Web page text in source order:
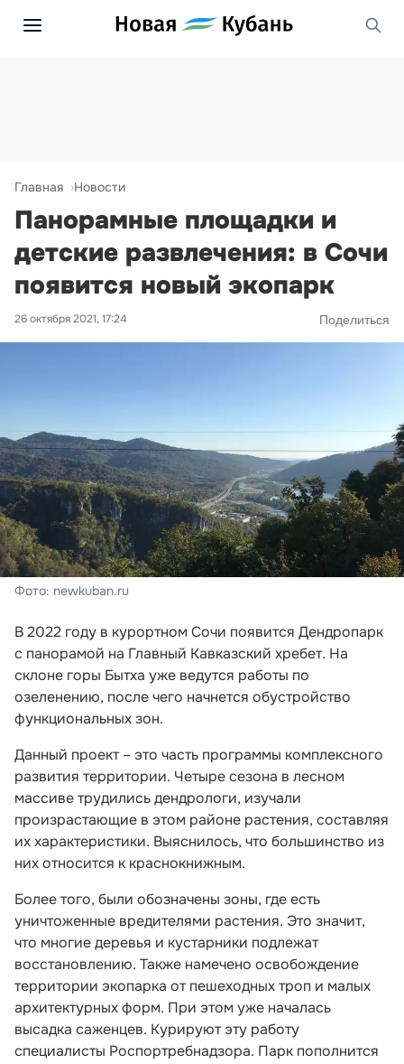
Главная Новости
Панорамные площадки и
детские развлечения: в Сочи
появится новый экопарк
26 октября 2021, 17:24 Поделиться
Фото: newkuban.ru
В 2022 году в курортном Сочи появится Дендропарк
с панорамой на Главный Кавказский хребет. На
склоне горы Бытха уже ведутся работы по
озеленению, после чего начнется обустройство
функциональных зон.
Данный проект – это часть программы комплексного
развития территории. Четыре сезона в лесном
массиве трудились дендрологи, изучали
произрастающие в этом районе растения, составляя
их характеристики. Выяснилось, что большинство из
них относится к краснокнижным.
Более того, были обозначены зоны, где есть
уничтоженные вредителями растения. Это значит,
что многие деревья и кустарники подлежат
восстановлению. Также намечено освобождение
территории экопарка от пешеходных троп и малых
архитектурных форм. При этом уже началась
высадка саженцев. Курируют эту работу
специалисты Роспортребнадзора. Парк пополнится